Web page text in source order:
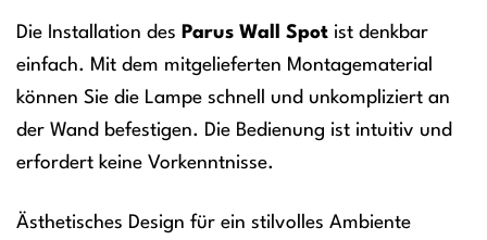
Die Installation des Parus Wall Spot ist denkbar
einfach. Mit dem mitgelieferten Montagematerial
können Sie die Lampe schnell und unkompliziert an
der Wand befestigen. Die Bedienung ist intuitiv und
erfordert keine Vorkenntnisse.
Ästhetisches Design für ein stilvolles Ambiente